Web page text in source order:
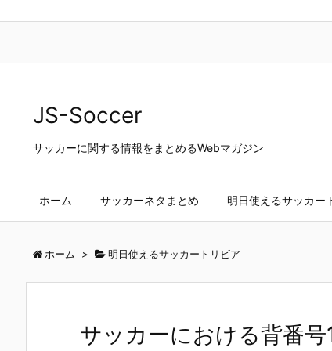
JS-Soccer
サッカーに関する情報をまとめるWebマガジン
ホーム サッカーネタまとめ 明日使えるサッカー
ホーム > 明日使えるサッカートリビア
サッカーにおける背番